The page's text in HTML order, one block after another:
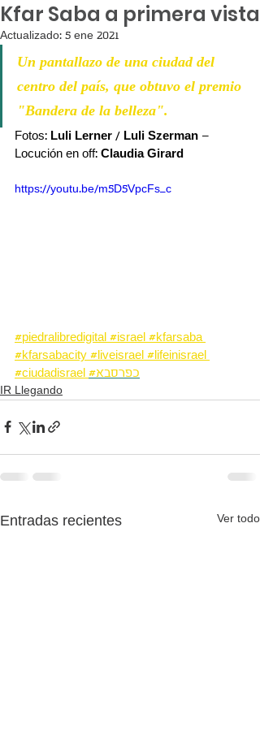
Kfar Saba a primera vista
Actualizado: 5 ene 2021
Un pantallazo de una ciudad del
centro del país, que obtuvo el premio
"Bandera de la belleza".
Fotos: Luli Lerner / Luli Szerman –
Locución en off: Claudia Girard
https://youtu.be/m5D5VpcFs_c
#piedralibredigital #israel #kfarsaba
#kfarsabacity #liveisrael #lifeinisrael
#ciudadisrael
#כפרסבא
IR Llegando
Entradas recientes Ver todo